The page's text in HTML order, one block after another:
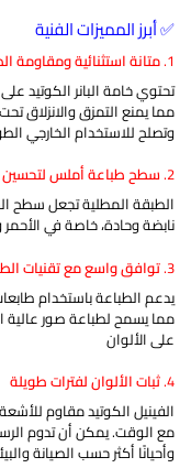
✅ أبرز المميزات الفنية
1. متانة استثنائية ومقاومة
مما يمنع التمزق والانزلاق
وتصلح للاستخدام الخارجي
2. سطح طباعة أملس لتحسين
الطبقة المطلية تجعل سطح
نابضة وحادة، خاصة في الأحمر
3. توافق واسع مع تقنيات
مما يسمح لطباعة صور عالية
على الألوان
4. ثبات الألوان لفترات طويلة
الفينيل الكوتيد مقاوم
وأحيانًا أكثر حسب الصيانة